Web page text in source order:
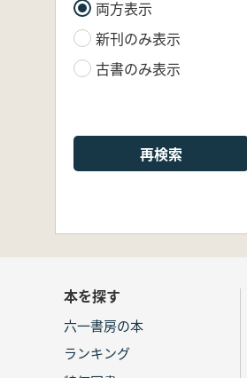
両方表示
新刊のみ表示
古書のみ表示
再検索
本を探す
六一書房の本
ランキング